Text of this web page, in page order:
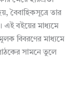
বৈবাহিকসূত্রে তার
এই বইয়ের মাধ্যমে
বিবরণের মাধ্যমে
সামনে তুলে